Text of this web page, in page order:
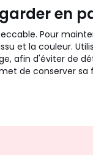
en
Pour
et la couleur.
afin d'éviter de
de conserver